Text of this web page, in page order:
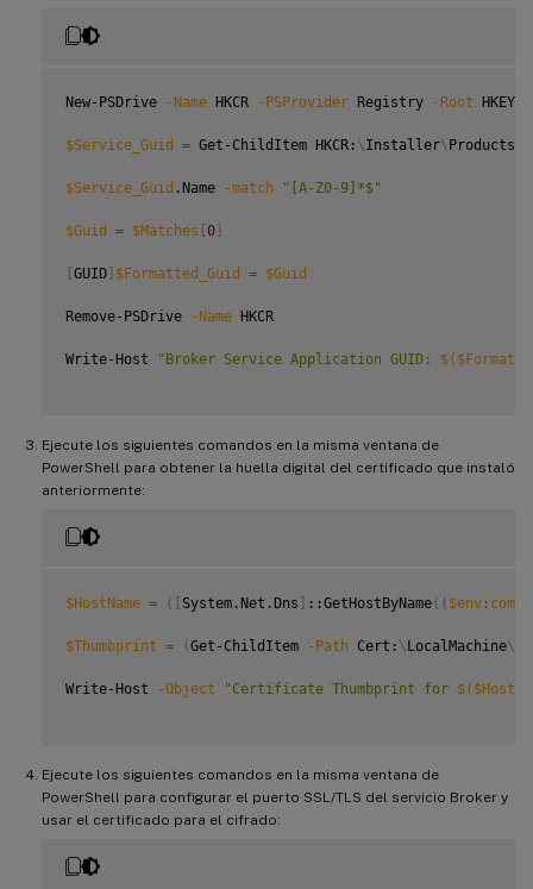
New-PSDrive -Name HKCR -PSProvider Registry -Root
$Service_Guid = Get-ChildItem HKCR: \ Installer\ Products
$Service_Guid .Name -match "[A-Z0-9]*$"
$Guid = $Matches [0]
[GUID] $Formatted_Guid = $Guid
Remove-PSDrive -Name HKCR
Write-Host "Broker Service Application GUID: $(
Ejecute los siguientes comandos en la misma ventana de
PowerShell para obtener la huella digital del certificado que instaló
anteriormente:
$HostName = ( [ System.Net.Dns ] ::GetHostByName (( $env :
$Thumbprint = (Get-ChildItem -Path Cert: \ LocalMachine\
Write-Host -Object "Certificate Thumbprint for $(
Ejecute los siguientes comandos en la misma ventana de
PowerShell para configurar el puerto SSL/TLS del servicio Broker y
usar el certificado para el cifrado: